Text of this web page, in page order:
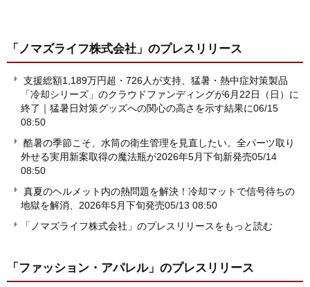
「ノマズライフ株式会社」 のプレスリリース
支援総額1,189万円超・726人が支持、猛暑・熱中症対策製品
「冷却シリーズ」のクラウドファンディングが6月22日（日）に
終了｜猛暑日対策グッズへの関心の高さを示す結果に06/15
08:50
酷暑の季節こそ、水筒の衛生管理を見直したい。全パーツ取り
外せる実用新案取得の魔法瓶が2026年5月下旬新発売05/14
08:50
真夏のヘルメット内の熱問題を解決！冷却マットで信号待ちの
地獄を解消、2026年5月下旬発売05/13 08:50
「ノマズライフ株式会社」のプレスリリースをもっと読む
「ファッション・アパレル」 のプレスリリース